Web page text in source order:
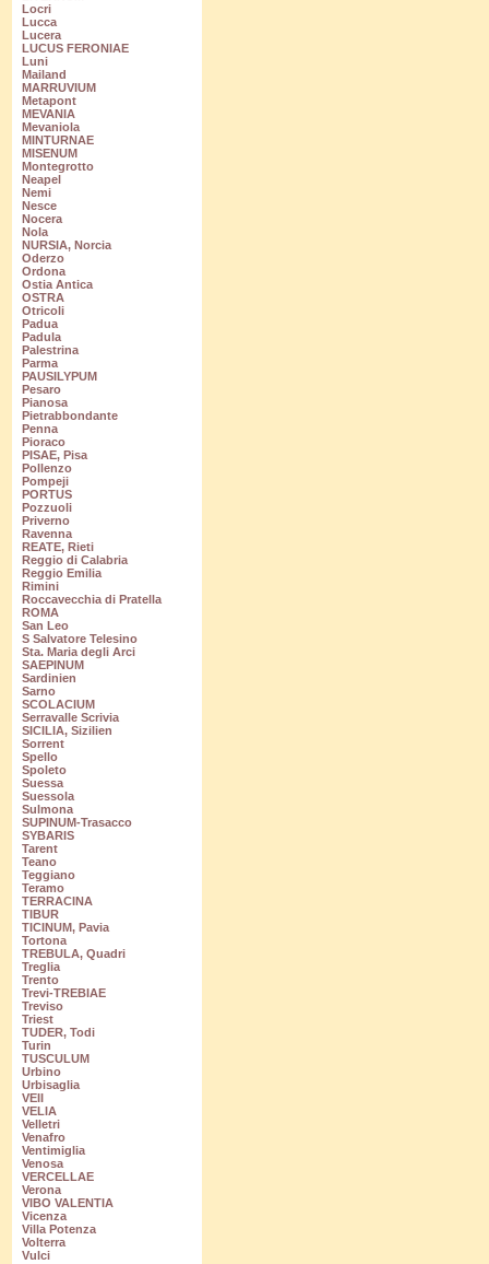
Locri
Lucca
Lucera
LUCUS FERONIAE
Luni
Mailand
MARRUVIUM
Metapont
MEVANIA
Mevaniola
MINTURNAE
MISENUM
Montegrotto
Neapel
Nemi
Nesce
Nocera
Nola
NURSIA, Norcia
Oderzo
Ordona
Ostia Antica
OSTRA
Otricoli
Padua
Padula
Palestrina
Parma
PAUSILYPUM
Pesaro
Pianosa
Pietrabbondante
Penna
Pioraco
PISAE, Pisa
Pollenzo
Pompeji
PORTUS
Pozzuoli
Priverno
Ravenna
REATE, Rieti
Reggio di Calabria
Reggio Emilia
Rimini
Roccavecchia di Pratella
ROMA
San Leo
S Salvatore Telesino
Sta. Maria degli Arci
SAEPINUM
Sardinien
Sarno
SCOLACIUM
Serravalle Scrivia
SICILIA, Sizilien
Sorrent
Spello
Spoleto
Suessa
Suessola
Sulmona
SUPINUM-Trasacco
SYBARIS
Tarent
Teano
Teggiano
Teramo
TERRACINA
TIBUR
TICINUM, Pavia
Tortona
TREBULA, Quadri
Treglia
Trento
Trevi-TREBIAE
Treviso
Triest
TUDER, Todi
Turin
TUSCULUM
Urbino
Urbisaglia
VEII
VELIA
Velletri
Venafro
Ventimiglia
Venosa
VERCELLAE
Verona
VIBO VALENTIA
Vicenza
Villa Potenza
Volterra
Vulci